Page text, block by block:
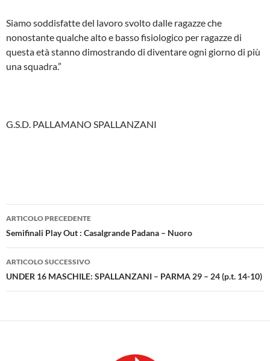
Siamo soddisfatte del lavoro svolto dalle ragazze che
nonostante qualche alto e basso fisiologico per ragazze di
questa età stanno dimostrando di diventare ogni giorno di più
una squadra.”
G.S.D. PALLAMANO SPALLANZANI
Navigazione
articolo
ARTICOLO PRECEDENTE
Semifinali Play Out : Casalgrande Padana – Nuoro
ARTICOLO SUCCESSIVO
UNDER 16 MASCHILE: SPALLANZANI – PARMA 29 – 24 (p.t. 14-10)